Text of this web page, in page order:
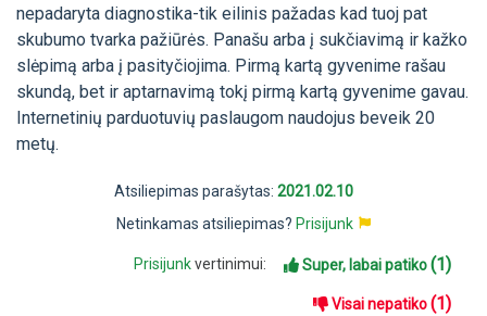
nepadaryta diagnostika-tik eilinis pažadas kad tuoj pat
skubumo tvarka pažiūrės. Panašu arba į sukčiavimą ir kažko
slėpimą arba į pasityčiojima. Pirmą kartą gyvenime rašau
skundą, bet ir aptarnavimą tokį pirmą kartą gyvenime gavau.
Internetinių parduotuvių paslaugom naudojus beveik 20
metų.
Atsiliepimas parašytas: 2021.02.10
Netinkamas atsiliepimas? Prisijunk
Prisijunkvertinimui: Super, labai patiko(1)
Visai nepatiko(1)